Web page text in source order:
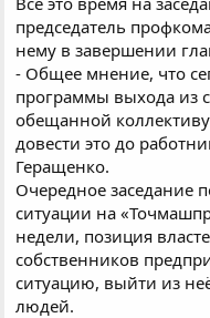
председатель
нему в завершении
- Общее мнение, что
программы выхода из
обещанной
довести это до
Геращенко.
Очередное заседание
ситуации на
недели, позиция
собственников
ситуацию, выйти из
людей.